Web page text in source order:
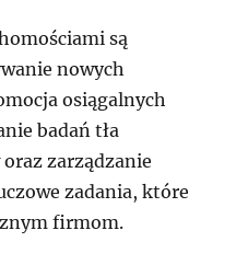
są
nowych
osiągalnych
badań tła
zarządzanie
zadania, które
firmom.